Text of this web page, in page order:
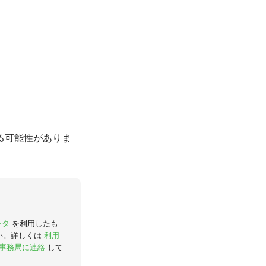
能性がありま
を利用したも
。詳しくは 利用
務局に連絡 して